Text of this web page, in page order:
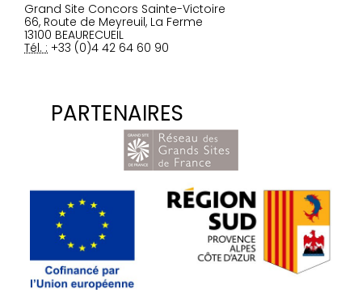
Grand Site Concors Sainte-Victoire
66, Route de Meyreuil, La Ferme
13100 BEAURECUEIL
Tél. : +33 (0)4 42 64 60 90
PARTENAIRES